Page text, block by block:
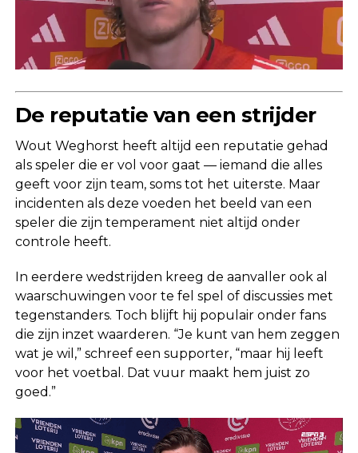
De reputatie van een strijder
Wout Weghorst heeft altijd een reputatie gehad
als speler die er vol voor gaat — iemand die alles
geeft voor zijn team, soms tot het uiterste. Maar
incidenten als deze voeden het beeld van een
speler die zijn temperament niet altijd onder
controle heeft.
In eerdere wedstrijden kreeg de aanvaller ook al
waarschuwingen voor te fel spel of discussies met
tegenstanders. Toch blijft hij populair onder fans
die zijn inzet waarderen. “Je kunt van hem zeggen
wat je wil,” schreef een supporter, “maar hij leeft
voor het voetbal. Dat vuur maakt hem juist zo
goed.”